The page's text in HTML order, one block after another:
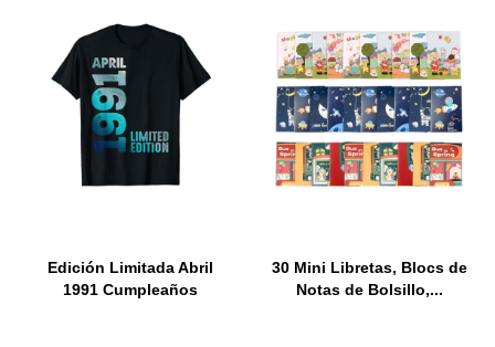
Edición Limitada Abril
1991 Cumpleaños
30 Mini Libretas, Blocs de
Notas de Bolsillo,...